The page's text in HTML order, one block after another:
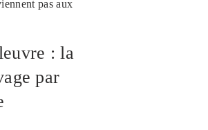
pas aux
: la
par